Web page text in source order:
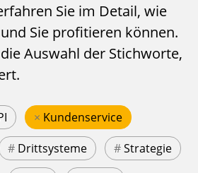
Sie im Detail, wie
Sie profitieren können.
Auswahl der Stichworte,
× Kundenservice
# Drittsysteme #Strategie